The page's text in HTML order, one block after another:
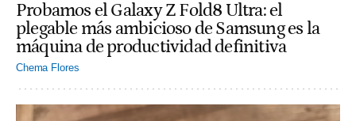
Probamos el Galaxy Z Fold8 Ultra: el
plegable más ambicioso de Samsung es la
máquina de productividad definitiva
Chema Flores